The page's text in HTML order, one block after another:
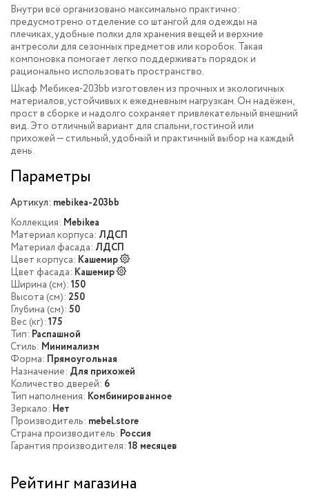
Внутри всё организовано максимально практично:
предусмотрено отделение со штангой для одежды на
плечиках, удобные полки для хранения вещей и верхние
антресоли для сезонных предметов или коробок. Такая
компоновка помогает легко поддерживать порядок и
рационально использовать пространство.
Шкаф Мебикея-203bb изготовлен из прочных и экологичных
материалов, устойчивых к ежедневным нагрузкам. Он надёжен,
прост в сборке и надолго сохраняет привлекательный внешний
вид. Это отличный вариант для спальни, гостиной или
прихожей — стильный, удобный и практичный выбор на каждый
день.
Параметры
Артикул: mebikea-203bb
Коллекция: Mebikea
Материал корпуса: ЛДСП
Материал фасада: ЛДСП
Цвет корпуса: Кашемир
Цвет фасада: Кашемир
Ширина (см): 150
Высота (см): 250
Глубина (см): 50
Вес (кг): 175
Тип: Распашной
Стиль: Минимализм
Форма: Прямоугольная
Назначение: Для прихожей
Количество дверей: 6
Тип наполнения: Комбинированное
Зеркало: Нет
Производитель: mebel.store
Страна производитель: Россия
Гарантия производителя: 18 месяцев
Рейтинг магазина